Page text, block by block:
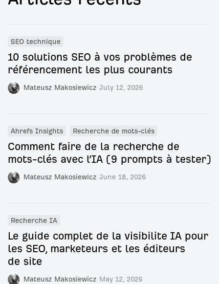
Mateusz Makosiewicz July 12, 2026
SEO technique
10 solutions SEO à vos problèmes de
référencement les plus courants
Mateusz Makosiewicz June 18, 2026
Ahrefs Insights Recherche de mots-clés
Comment faire de la recherche de
mots-clés avec l’IA (9 prompts à tester)
Mateusz Makosiewicz May 12, 2026
Recherche IA
Le guide complet de la visibilite IA pour
les SEO, marketeurs et les éditeurs
de site